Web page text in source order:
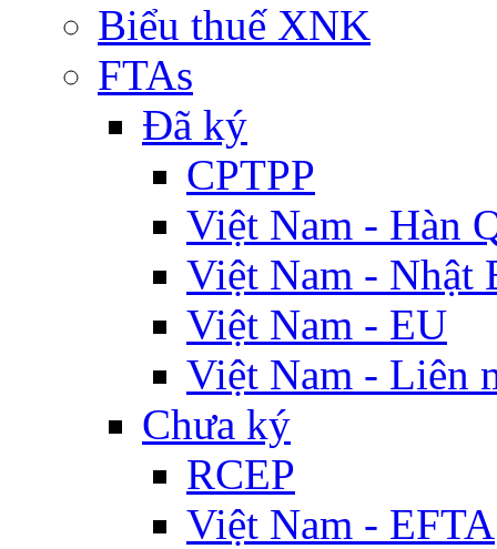
Biểu thuế XNK
FTAs
Đã ký
CPTPP
Việt Nam - Hàn
Việt Nam - Nhật
Việt Nam - EU
Việt Nam - Liên
Chưa ký
RCEP
Việt Nam - EFTA